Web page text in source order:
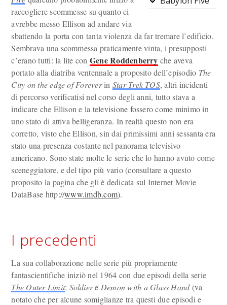
raccogliere scommesse su quanto ci
avrebbe messo Ellison ad andare via
sbattendo la porta con tanta violenza da far tremare l’edificio.
Sembrava una scommessa praticamente vinta, i presupposti
c’erano tutti: la lite con Gene Roddenberry che aveva
portato alla diatriba ventennale a proposito dell’episodio The
City on the edge of Foreverin Star Trek TOS, altri incidenti
di percorso verificatisi nel corso degli anni, tutto stava a
indicare che Ellison e la televisione fossero come minimo in
uno stato di attiva belligeranza. In realtà questo non era
corretto, visto che Ellison, sin dai primissimi anni sessanta era
stato una presenza costante nel panorama televisivo
americano. Sono state molte le serie che lo hanno avuto come
sceneggiatore, e del tipo più vario (consultare a questo
proposito la pagina che gli è dedicata sul Internet Movie
DataBase http://www.imdb.com).
I precedenti
La sua collaborazione nelle serie più propriamente
fantascientifiche iniziò nel 1964 con due episodi della serie
The Outer Limit: Soldiere Demon with a Glass Hand(va
notato che per alcune somiglianze tra questi due episodi e